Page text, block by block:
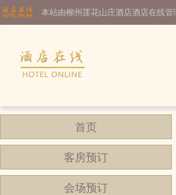
本站由柳州莲花山庄酒店酒店在线
首页
客房预订
会场预订